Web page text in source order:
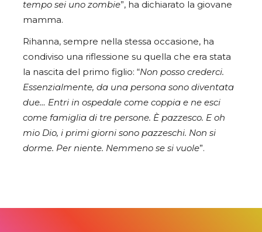
tempo sei uno zombie”, ha dichiarato la giovane
mamma.
Rihanna, sempre nella stessa occasione, ha
condiviso una riflessione su quella che era stata
la nascita del primo figlio: “Non posso crederci.
Essenzialmente, da una persona sono diventata
due… Entri in ospedale come coppia e ne esci
come famiglia di tre persone. È pazzesco. E oh
mio Dio, i primi giorni sono pazzeschi. Non si
dorme. Per niente. Nemmeno se si vuole”.